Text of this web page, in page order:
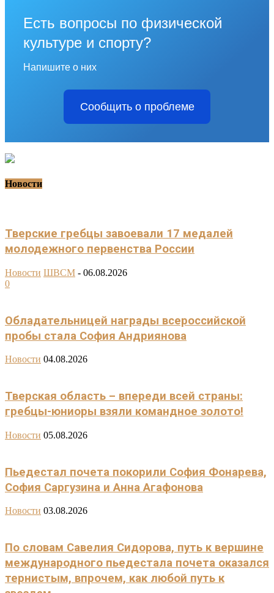
Есть вопросы по физической
культуре и спорту?
Напишите о них
Сообщить о проблеме
Новости
Тверские гребцы завоевали 17 медалей
молодежного первенства России
Новости ШВСМ - 06.08.2026
0
Обладательницей награды всероссийской
пробы стала София Андриянова
Новости 04.08.2026
Тверская область – впереди всей страны:
гребцы-юниоры взяли командное золото!
Новости 05.08.2026
Пьедестал почета покорили София Фонарева,
София Саргузина и Анна Агафонова
Новости 03.08.2026
По словам Савелия Сидорова, путь к вершине
международного пьедестала почета оказался
тернистым, впрочем, как любой путь к